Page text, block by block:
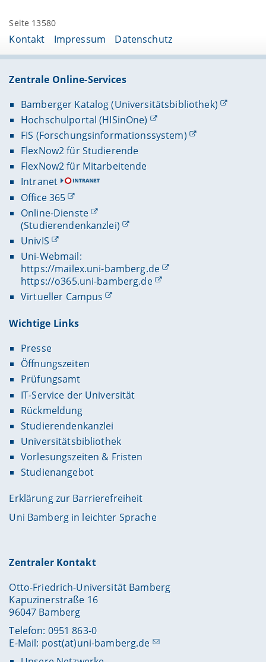
Seite 13580
Kontakt Impressum Datenschutz
Zentrale Online-Services
Bamberger Katalog (Universitätsbibliothek)
Hochschulportal (HISinOne)
FIS (Forschungsinformationssystem)
FlexNow2 für Studierende
FlexNow2 für Mitarbeitende
Intranet
Office 365
Online-Dienste
(Studierendenkanzlei)
UnivIS
Uni-Webmail:
https://mailex.uni-bamberg.de
https://o365.uni-bamberg.de
Virtueller Campus
Wichtige Links
Presse
Öffnungszeiten
Prüfungsamt
IT-Service der Universität
Rückmeldung
Studierendenkanzlei
Universitätsbibliothek
Vorlesungszeiten & Fristen
Studienangebot
Erklärung zur Barrierefreiheit
Uni Bamberg in leichter Sprache
Zentraler Kontakt
Otto-Friedrich-Universität Bamberg
Kapuzinerstraße 16
96047 Bamberg
Telefon: 0951 863-0
E-Mail: post(at)uni-bamberg.de